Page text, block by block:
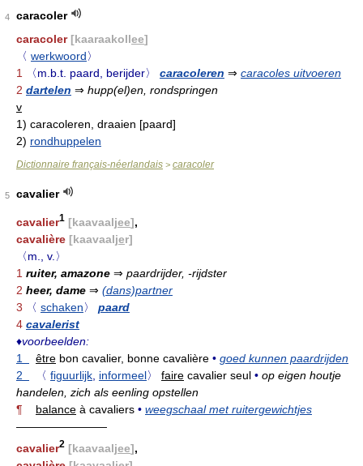
4
caracoler
caracoler [kaaraakollee]
〈 werkwoord〉
1
〈m.b.t. paard, berijder〉 caracoleren ⇒ caracoles uitvoeren
2 dartelen ⇒ hupp(el)en, rondspringen
v
1) caracoleren, draaien [paard]
2) rondhuppelen
Dictionnaire français-néerlandais > caracoler
5 cavalier
cavalier1 [kaavaaljee],
cavalière [kaavaaljer]
〈m., v.〉
1 ruiter, amazone ⇒ paardrijder, -rijdster
2 heer, dame ⇒ (dans)partner
3
〈 schaken〉
paard
4 cavalerist
♦voorbeelden:
1
être bon cavalier, bonne cavalière • goed kunnen paardrijden
2
〈 figuurlijk informeel〉 faire cavalier seul • op eigen houtje
handelen, zich als eenling opstellen
¶
balance à cavaliers • weegschaal met ruitergewichtjes
————————
cavalier2 [kaavaaljee],